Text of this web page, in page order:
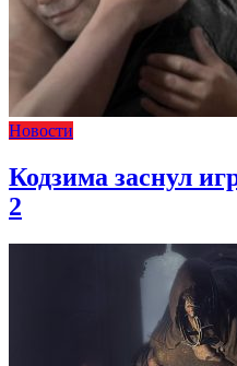
Новости
Кодзима заснул
2